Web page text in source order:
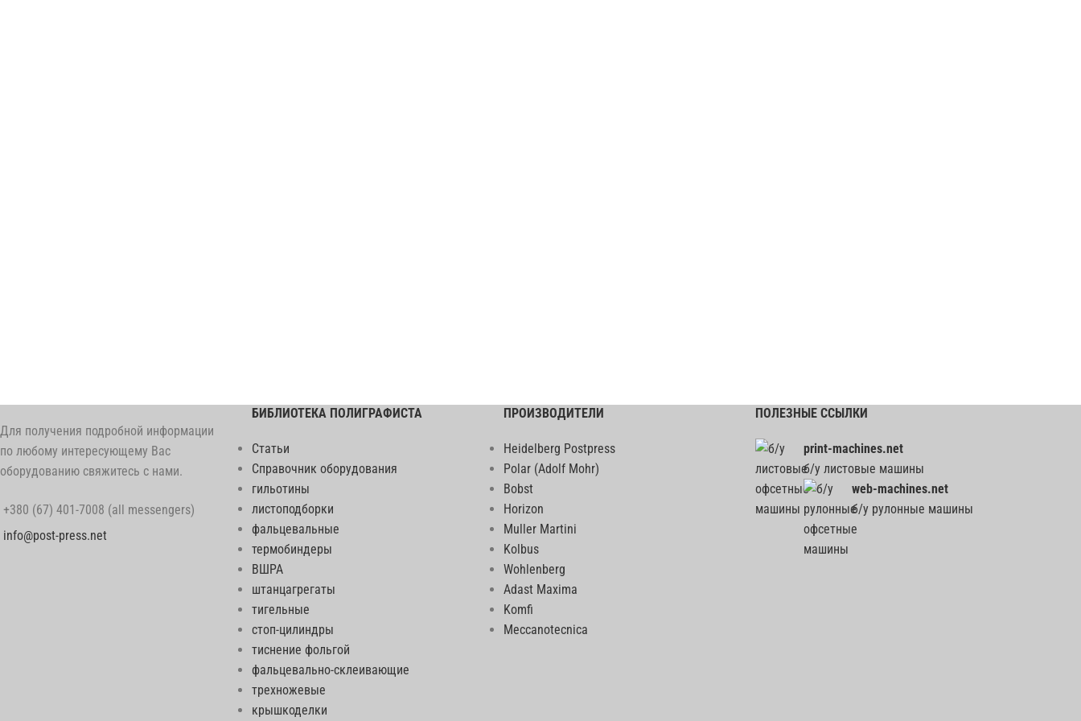
Для получения подробной информации
по любому интересующему Вас
оборудованию свяжитесь с нами.
+380 (67) 401-7008 (all messengers)
info@post-press.net
БИБЛИОТЕКА ПОЛИГРАФИСТА
Статьи
Справочник оборудования
гильотины
листоподборки
фальцевальные
термобиндеры
ВШРА
штанцагрегаты
тигельные
стоп-цилиндры
тиснение фольгой
фальцевально-склеивающие
трехножевые
крышкоделки
ПРОИЗВОДИТЕЛИ
Heidelberg Postpress
Polar (Adolf Mohr)
Bobst
Horizon
Muller Martini
Kolbus
Wohlenberg
Adast Maxima
Komfi
Meccanotecnica
ПОЛЕЗНЫЕ ССЫЛКИ
print-machines.net
б/у листовые машины
web-machines.net
б/у рулонные машины